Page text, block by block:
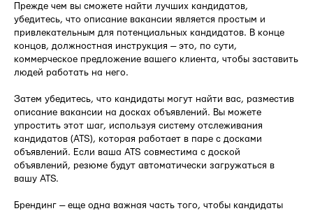
Прежде чем вы сможете найти лучших кандидатов,
убедитесь, что описание вакансии является простым и
привлекательным для потенциальных кандидатов. В конце
концов, должностная инструкция — это, по сути,
коммерческое предложение вашего клиента, чтобы заставить
людей работать на него.
Затем убедитесь, что кандидаты могут найти вас, разместив
описание вакансии на досках объявлений. Вы можете
упростить этот шаг, используя систему отслеживания
кандидатов (ATS), которая работает в паре с досками
объявлений. Если ваша ATS совместима с доской
объявлений, резюме будут автоматически загружаться в
вашу ATS.
Брендинг — еще одна важная часть того, чтобы кандидаты